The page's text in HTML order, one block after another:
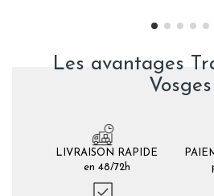
Les avantages
Vosges
LIVRAISON RAPIDE
en 48/72h